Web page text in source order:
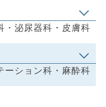
・泌尿器科・皮膚科
ーション科・麻酔科